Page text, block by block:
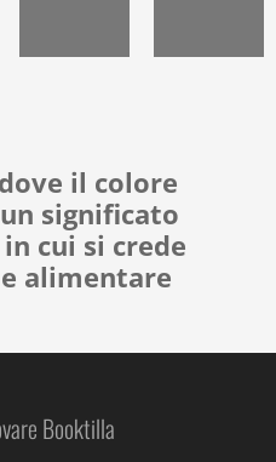
il colore
significato
cui si crede
alimentare
Booktilla